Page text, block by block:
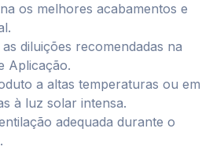
os melhores acabamentos e
diluições recomendadas na
Aplicação.
a altas temperaturas ou em
à luz solar intensa.
adequada durante o